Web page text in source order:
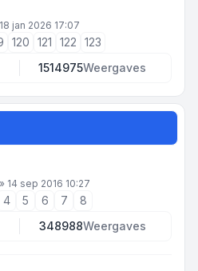
18 jan 2026 17:07
120 121 122
123
1514975Weergaves
» 14 sep 2016 10:27
4 5 6 7
8
348988Weergaves